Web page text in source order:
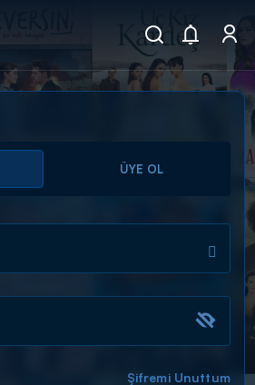
ÜYE OL
Şifremi Unuttum